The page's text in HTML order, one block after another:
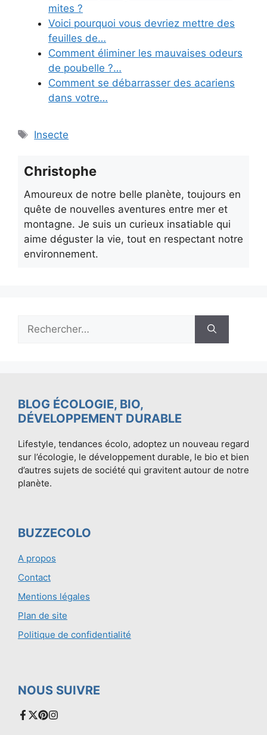
mites ?
Voici pourquoi vous devriez mettre des
feuilles de…
Comment éliminer les mauvaises odeurs
de poubelle ?…
Comment se débarrasser des acariens
dans votre…
Étiquettes
Insecte
Christophe
Amoureux de notre belle planète, toujours en
quête de nouvelles aventures entre mer et
montagne. Je suis un curieux insatiable qui
aime déguster la vie, tout en respectant notre
environnement.
BLOG ÉCOLOGIE, BIO,
DÉVELOPPEMENT DURABLE
Lifestyle, tendances écolo, adoptez un nouveau regard
sur l’écologie, le développement durable, le bio et bien
d’autres sujets de société qui gravitent autour de notre
planète.
BUZZECOLO
A propos
Contact
Mentions légales
Plan de site
Politique de confidentialité
NOUS SUIVRE